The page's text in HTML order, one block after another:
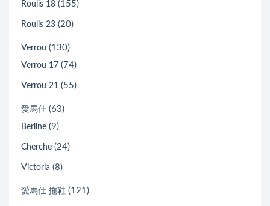
Roulis 18 (155)
Roulis 23 (20)
Verrou (130)
Verrou 17 (74)
Verrou 21 (55)
愛馬仕 (63)
Berline (9)
Cherche (24)
Victoria (8)
愛馬仕 拖鞋 (121)